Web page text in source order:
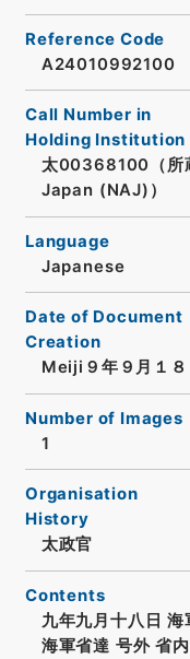
Reference Code
A24010992100
Call Number in
Holding Institution
太00368100（
Japan (NAJ)）
Language
Japanese
Date of Document
Creation
Meiji９年９月１
Number of Images
1
Organisation
History
太政官
Contents
九年九月十八日
海軍省達 号外 省